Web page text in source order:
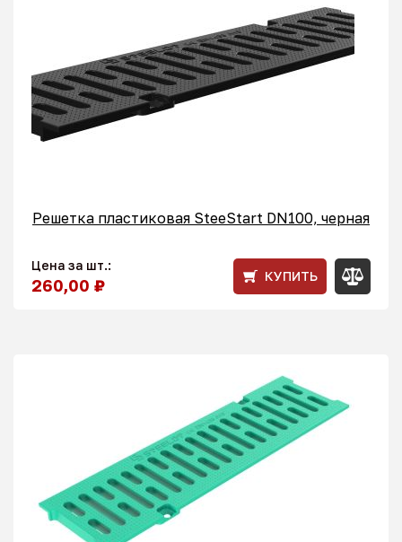
Решетка пластиковая SteeStart DN100, черная
Цена за шт.:
260,00 ₽ КУПИТЬ